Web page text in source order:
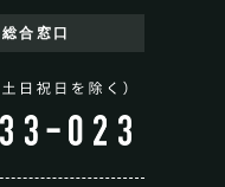
総合窓口